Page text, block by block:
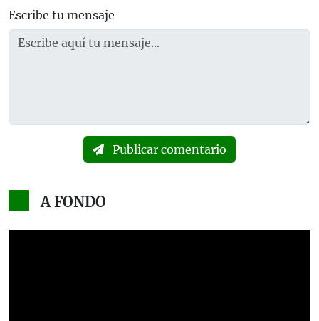
Escribe tu mensaje
Publicar comentario
A FONDO